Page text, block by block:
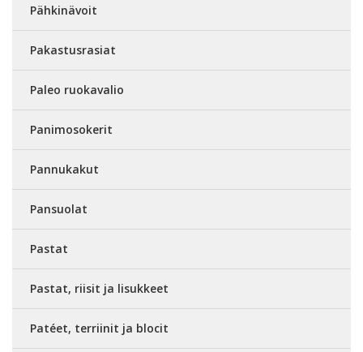
Pähkinävoit
Pakastusrasiat
Paleo ruokavalio
Panimosokerit
Pannukakut
Pansuolat
Pastat
Pastat, riisit ja lisukkeet
Patéet, terriinit ja blocit